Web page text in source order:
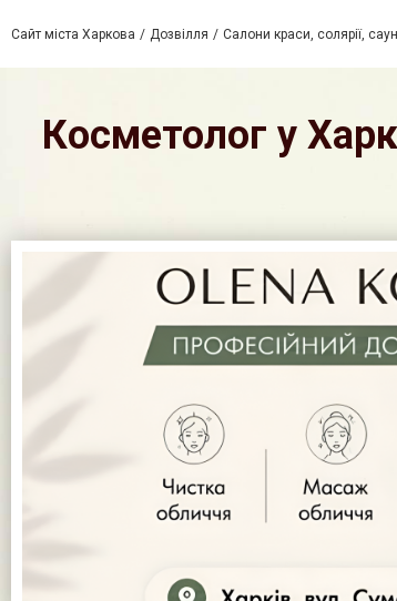
Сайт міста Харкова Дозвілля Салони краси, солярії,
Косметолог у